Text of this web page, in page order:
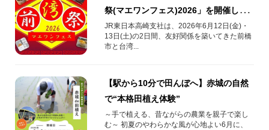
祭(マエワンフェス)2026」を開催しま
す！
JR東日本高崎支社は、2026年6月12日(金)・
13日(土)の2日間、友好関係を築いてきた前橋
市と台湾...
【駅から10分で田んぼへ】赤城の自然
で“本格田植え体験”
～手で植える、昔ながらの農業を親子で楽し
む～ 初夏のやわらかな風が心地よい6月に、